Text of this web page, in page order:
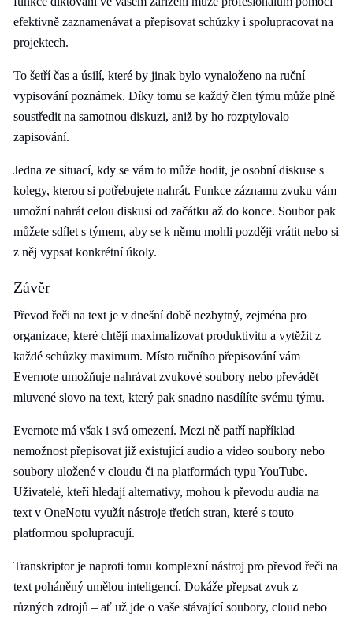
efektivně zaznamenávat a přepisovat schůzky i spolupracovat na
projektech.
To šetří čas a úsilí, které by jinak bylo vynaloženo na ruční
vypisování poznámek. Díky tomu se každý člen týmu může plně
soustředit na samotnou diskuzi, aniž by ho rozptylovalo
zapisování.
Jedna ze situací, kdy se vám to může hodit, je osobní diskuse s
kolegy, kterou si potřebujete nahrát. Funkce záznamu zvuku vám
umožní nahrát celou diskusi od začátku až do konce. Soubor pak
můžete sdílet s týmem, aby se k němu mohli později vrátit nebo si
z něj vypsat konkrétní úkoly.
Závěr
Převod řeči na text je v dnešní době nezbytný, zejména pro
organizace, které chtějí maximalizovat produktivitu a vytěžit z
každé schůzky maximum. Místo ručního přepisování vám
Evernote umožňuje nahrávat zvukové soubory nebo převádět
mluvené slovo na text, který pak snadno nasdílíte svému týmu.
Evernote má však i svá omezení. Mezi ně patří například
nemožnost přepisovat již existující audio a video soubory nebo
soubory uložené v cloudu či na platformách typu YouTube.
Uživatelé, kteří hledají alternativy, mohou k převodu audia na
text v OneNotu využít nástroje třetích stran, které s touto
platformou spolupracují.
Transkriptor je naproti tomu komplexní nástroj pro převod řeči na
text poháněný umělou inteligencí. Dokáže přepsat zvuk z
různých zdrojů – ať už jde o vaše stávající soubory, cloud nebo